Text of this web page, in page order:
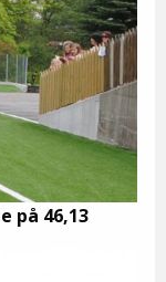
på 46,13